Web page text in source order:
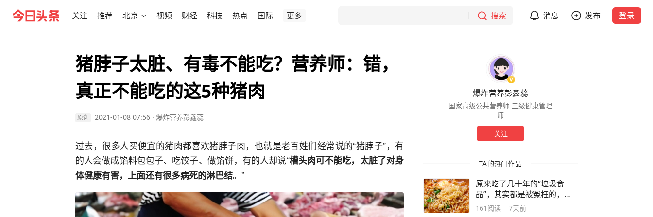
关注 推荐 北京 视频 财经 科技 热点 国际 更多 搜索 消息 发布 登录
猪脖子太脏、有毒不能吃？营养师：错，
真正不能吃的这5种猪肉
原创 2021-01-08 07:56 · 爆炸营养彭鑫蕊
过去，很多人买便宜的猪肉都喜欢猪脖子肉，也就是老百姓们经常说的“猪脖子”，有
的人会做成馅料包包子、吃饺子、做馅饼，有的人却说“槽头肉可不能吃，太脏了对身
体健康有害，上面还有很多病死的淋巴结。”
爆炸营养彭鑫蕊
国家高级公共营养师 三级健康管理
师
关注
TA的热门作品
原来吃了几十年的“垃圾食
品”，其实都是被冤枉的，你
误解了吗？
161 阅读 7天前